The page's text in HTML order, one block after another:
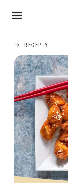
RECEPTY